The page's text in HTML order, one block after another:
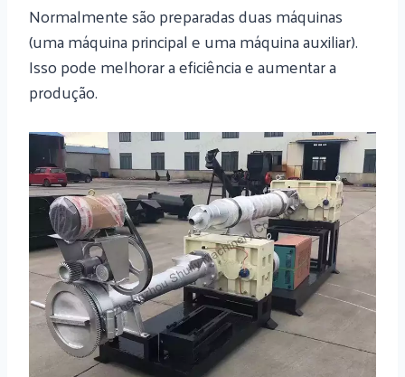
Normalmente são preparadas duas máquinas
(uma máquina principal e uma máquina auxiliar).
Isso pode melhorar a eficiência e aumentar a
produção.